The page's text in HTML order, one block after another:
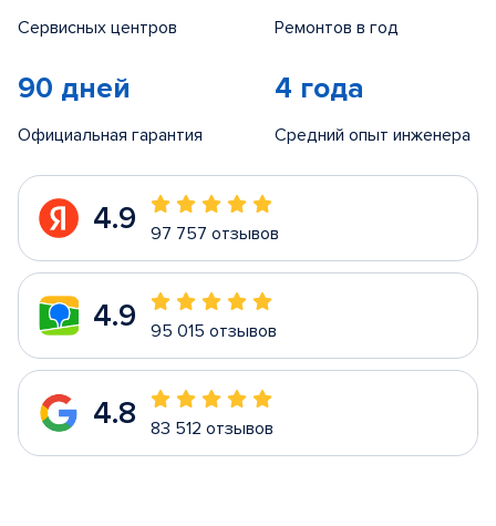
Сервисных центров Ремонтов в год
90 дней
Официальная гарантия
4 года
Средний опыт инженера
4.9 97 757 отзывов
4.9 95 015 отзывов
4.8 83 512 отзывов